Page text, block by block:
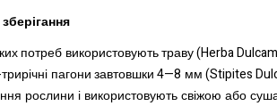
потреб використовують траву (Herba
пагони завтовшки 4—8 мм (Stipites
рослини і використовують свіжою або